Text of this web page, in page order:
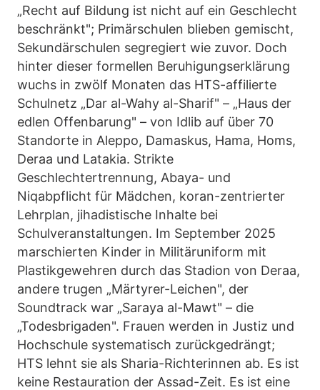
„Recht auf Bildung ist nicht auf ein Geschlecht
beschränkt"; Primärschulen blieben gemischt,
Sekundärschulen segregiert wie zuvor. Doch
hinter dieser formellen Beruhigungserklärung
wuchs in zwölf Monaten das HTS-affilierte
Schulnetz „Dar al-Wahy al-Sharif" – „Haus der
edlen Offenbarung" – von Idlib auf über 70
Standorte in Aleppo, Damaskus, Hama, Homs,
Deraa und Latakia. Strikte
Geschlechtertrennung, Abaya- und
Niqabpflicht für Mädchen, koran-zentrierter
Lehrplan, jihadistische Inhalte bei
Schulveranstaltungen. Im September 2025
marschierten Kinder in Militäruniform mit
Plastikgewehren durch das Stadion von Deraa,
andere trugen „Märtyrer-Leichen", der
Soundtrack war „Saraya al-Mawt" – die
„Todesbrigaden". Frauen werden in Justiz und
Hochschule systematisch zurückgedrängt;
HTS lehnt sie als Sharia-Richterinnen ab. Es ist
keine Restauration der Assad-Zeit. Es ist eine